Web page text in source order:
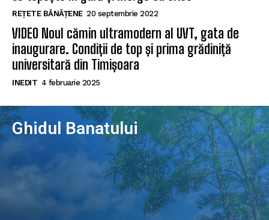
REȚETE BĂNĂȚENE 20 septembrie 2022
VIDEO Noul cămin ultramodern al UVT, gata de
inaugurare. Condiții de top și prima grădiniță
universitară din Timișoara
INEDIT 4 februarie 2025
Ghidul Banatului